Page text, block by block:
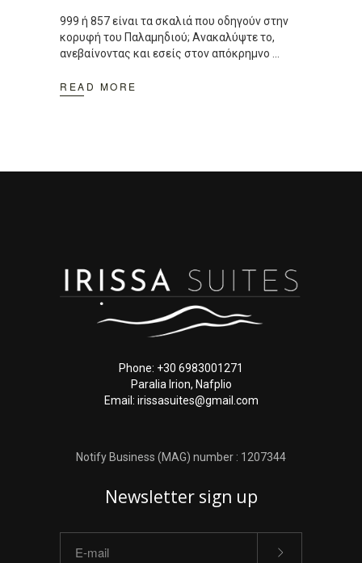
999 ή 857 είναι τα σκαλιά που οδηγούν στην
κορυφή του Παλαμηδιού; Ανακαλύψτε το,
ανεβαίνοντας και εσείς στον απόκρημνο
READ MORE
Phone: +30 6983001271
Paralia Irion, Nafplio
Email: irissasuites@gmail.com
Notify Business (MAG) number : 1207344
Newsletter sign up